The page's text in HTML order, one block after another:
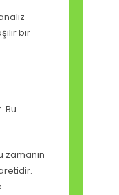
bir
Bu
zamanın